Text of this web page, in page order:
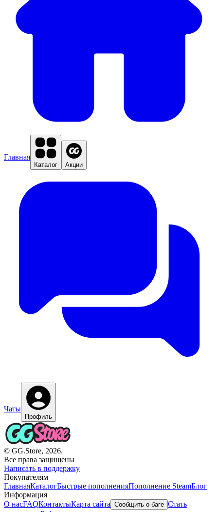
Главная
Каталог Акции
Чаты
Профиль
© GG.Store, 2026.
Все права защищены
Написать в поддержку
Покупателям
ГлавнаяКаталогБыстрые пополненияПополнение SteamБлог
Информация
О насFAQКонтактыКарта сайта Сообщить о баге Стать